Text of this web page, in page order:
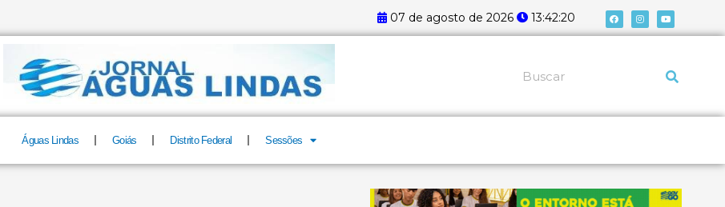
07 de agosto de 2026 13:42:21 F
a
c
e
I
n
s
t
Y
o
u
t
Pesquisar
Águas Lindas Goiás Distrito Federal Sessões